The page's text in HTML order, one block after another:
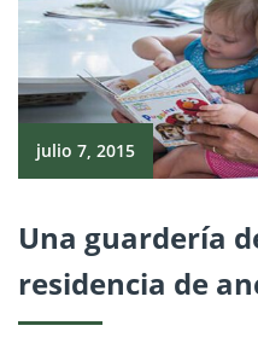
julio 7, 2015
Una guardería
residencia de